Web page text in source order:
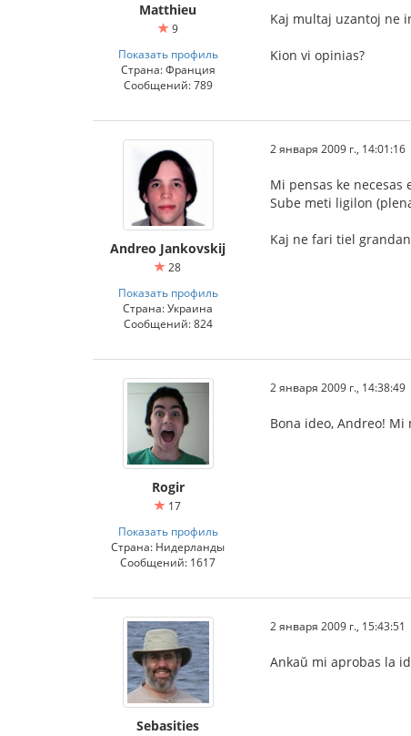
Matthieu
9
Показать профиль
Страна: Франция
Сообщений: 789
Kaj multaj uzantoj ne
Kion vi opinias?
Andreo Jankovskij
28
Показать профиль
Страна: Украина
Сообщений: 824
2 января 2009 г., 14:01:16
Mi pensas ke
Sube meti ligilon
Kaj ne fari tiel
Rogir
17
Показать профиль
Страна: Нидерланды
Сообщений: 1617
2 января 2009 г., 14:38:49
Bona ideo, Andreo!
Sebasities
2 января 2009 г., 15:43:51
Ankaŭ mi aprobas la